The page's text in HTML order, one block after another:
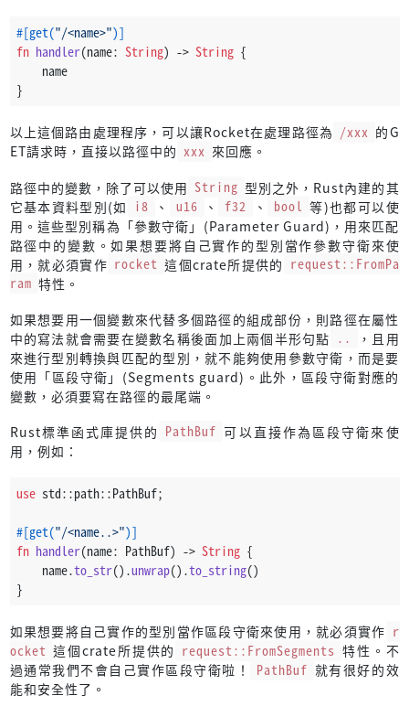
#[get("/<name>")]
fn handler(name: String) -> String {
    name
}
以上這個路由處理程序，可以讓Rocket在處理路徑為 /xxx 的G
ET請求時，直接以路徑中的 xxx 來回應。
路徑中的變數，除了可以使用 String 型別之外，Rust內建的其
它基本資料型別(如 i8 、 u16 、 f32 、 bool 等)也都可以使
用。這些型別稱為「參數守衛」(Parameter Guard)，用來匹配
路徑中的變數。如果想要將自己實作的型別當作參數守衛來使
用，就必須實作 rocket 這個crate所提供的 request::FromPa
ram 特性。
如果想要用一個變數來代替多個路徑的組成部份，則路徑在屬性
中的寫法就會需要在變數名稱後面加上兩個半形句點 ..
，且用
來進行型別轉換與匹配的型別，就不能夠使用參數守衛，而是要
使用「區段守衛」(Segments guard)。此外，區段守衛對應的
變數，必須要寫在路徑的最尾端。
Rust標準函式庫提供的 PathBuf 可以直接作為區段守衛來使
用，例如：
use std::path::PathBuf;
#[get("/<name..>")]
fn handler(name: PathBuf) -> String {
    name.
to_str().unwrap().to_string()
}
如果想要將自己實作的型別當作區段守衛來使用，就必須實作 r
ocket 這個crate所提供的 request::FromSegments 特性。不
過通常我們不會自己實作區段守衛啦！
PathBuf 就有很好的效
能和安全性了。